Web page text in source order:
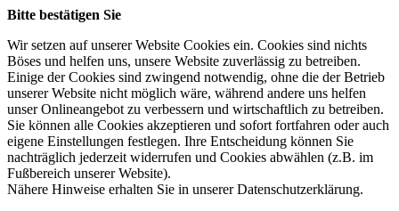
Bitte bestätigen Sie
Wir setzen auf unserer Website Cookies ein. Cookies sind nichts
Böses und helfen uns, unsere Website zuverlässig zu betreiben.
Einige der Cookies sind zwingend notwendig, ohne die der Betrieb
unserer Website nicht möglich wäre, während andere uns helfen
unser Onlineangebot zu verbessern und wirtschaftlich zu betreiben.
Sie können alle Cookies akzeptieren und sofort fortfahren oder auch
eigene Einstellungen festlegen. Ihre Entscheidung können Sie
nachträglich jederzeit widerrufen und Cookies abwählen (z.B. im
Fußbereich unserer Website).
Nähere Hinweise erhalten Sie in unserer Datenschutzerklärung.